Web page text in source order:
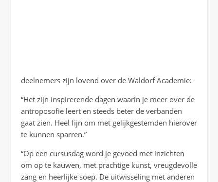
deelnemers zijn lovend over de Waldorf Academie:
“Het zijn inspirerende dagen waarin je meer over de
antroposofie leert en steeds beter de verbanden
gaat zien. Heel fijn om met gelijkgestemden hierover
te kunnen sparren.”
“Op een cursusdag word je gevoed met inzichten
om op te kauwen, met prachtige kunst, vreugdevolle
zang en heerlijke soep. De uitwisseling met anderen